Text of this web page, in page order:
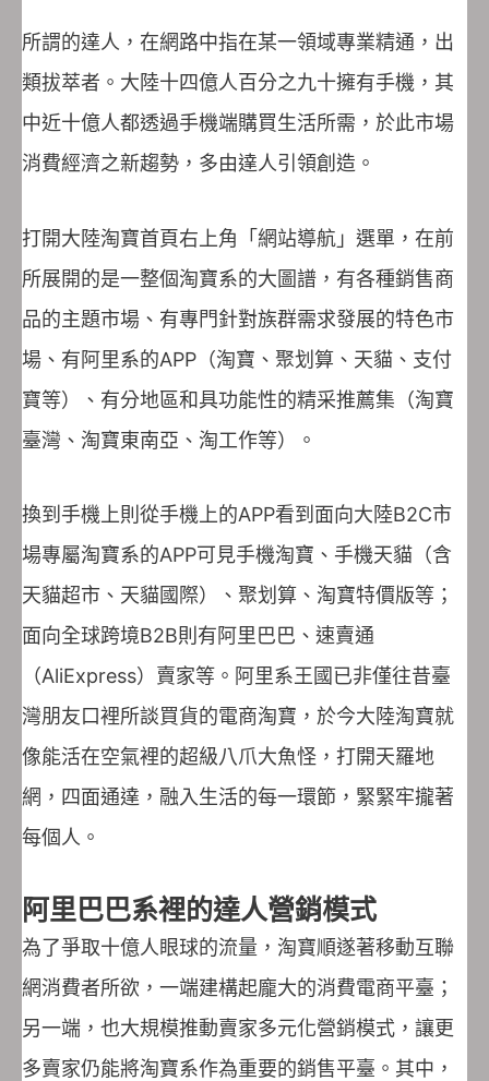
所謂的達人，在網路中指在某一領域專業精通，出
類拔萃者。大陸十四億人百分之九十擁有手機，其
中近十億人都透過手機端購買生活所需，於此市場
消費經濟之新趨勢，多由達人引領創造。
打開大陸淘寶首頁右上角「網站導航」選單，在前
所展開的是一整個淘寶系的大圖譜，有各種銷售商
品的主題市場、有專門針對族群需求發展的特色市
場、有阿里系的APP（淘寶、聚划算、天貓、支付
寶等）、有分地區和具功能性的精采推薦集（淘寶
臺灣、淘寶東南亞、淘工作等）。
換到手機上則從手機上的APP看到面向大陸B2C市
場專屬淘寶系的APP可見手機淘寶、手機天貓（含
天貓超市、天貓國際）、聚划算、淘寶特價版等；
面向全球跨境B2B則有阿里巴巴、速賣通
（AliExpress）賣家等。阿里系王國已非僅往昔臺
灣朋友口裡所談買貨的電商淘寶，於今大陸淘寶就
像能活在空氣裡的超級八爪大魚怪，打開天羅地
網，四面通達，融入生活的每一環節，緊緊牢攏著
每個人。
阿里巴巴系裡的達人營銷模式
為了爭取十億人眼球的流量，淘寶順遂著移動互聯
網消費者所欲，一端建構起龐大的消費電商平臺；
另一端，也大規模推動賣家多元化營銷模式，讓更
多賣家仍能將淘寶系作為重要的銷售平臺。其中，